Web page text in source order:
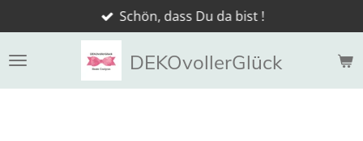
Hauptinhalt
springen
DEKOvollerGlück
Schön, dass Du da bist !